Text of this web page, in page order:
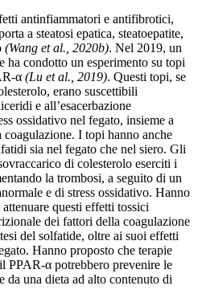
antinfiammatori e antifibrotici,
a steatosi epatica, steatoepatite,
(Wang et al., 2020b). Nel 2019, un
ha condotto un esperimento su topi
α (Lu et al., 2019). Questi topi, se
erano suscettibili
e all’esacerbazione
ossidativo nel fegato, insieme a
I topi hanno anche
sia nel fegato che nel siero. Gli
di colesterolo eserciti i
la trombosi, a seguito di un
e di stress ossidativo. Hanno
questi effetti tossici
dei fattori della coagulazione
del solfatide, oltre ai suoi effetti
Hanno proposto che terapie
PPAR-α potrebbero prevenire le
da una dieta ad alto contenuto di